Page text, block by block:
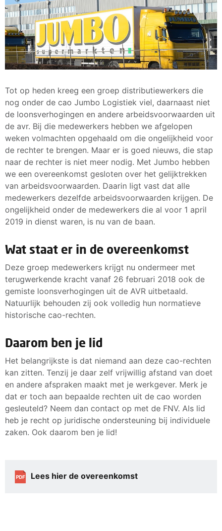
Tot op heden kreeg een groep distributiewerkers die
nog onder de cao Jumbo Logistiek viel, daarnaast niet
de loonsverhogingen en andere arbeidsvoorwaarden uit
de avr. Bij die medewerkers hebben we afgelopen
weken volmachten opgehaald om die ongelijkheid voor
de rechter te brengen. Maar er is goed nieuws, die stap
naar de rechter is niet meer nodig. Met Jumbo hebben
we een overeenkomst gesloten over het gelijktrekken
van arbeidsvoorwaarden. Daarin ligt vast dat alle
medewerkers dezelfde arbeidsvoorwaarden krijgen. De
ongelijkheid onder de medewerkers die al voor 1 april
2019 in dienst waren, is nu van de baan.
Wat staat er in de overeenkomst
Deze groep medewerkers krijgt nu ondermeer met
terugwerkende kracht vanaf 26 februari 2018 ook de
gemiste loonsverhogingen uit de AVR uitbetaald.
Natuurlijk behouden zij ook volledig hun normatieve
historische cao-rechten.
Daarom ben je lid
Het belangrijkste is dat niemand aan deze cao-rechten
kan zitten. Tenzij je daar zelf vrijwillig afstand van doet
en andere afspraken maakt met je werkgever. Merk je
dat er toch aan bepaalde rechten uit de cao worden
gesleuteld? Neem dan contact op met de FNV. Als lid
heb je recht op juridische ondersteuning bij individuele
zaken. Ook daarom ben je lid!
PDF Lees hier de overeenkomst